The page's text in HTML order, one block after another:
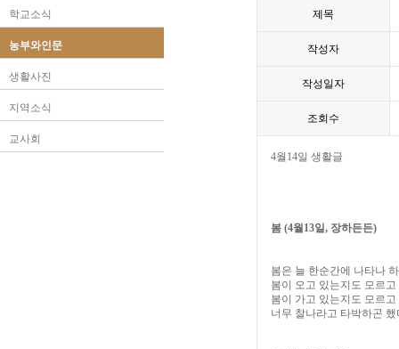
학교소식
농부와인문
생활사진
지역소식
교사회
제목
작성자
작성일자
조회수
4월 14일 생활글
봄 (4월13일, 장하든든)
봄은 늘 한순간에 나타나
봄이 오고 있는지도 모르고
봄이 가고 있는지도 모르고
너무 찰나라고 타박하곤 했